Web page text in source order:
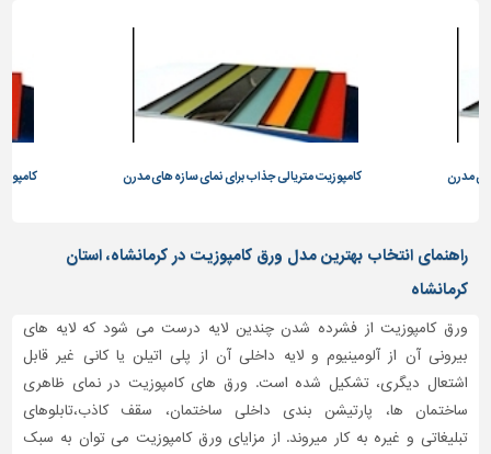
محوطه
و
نما
ساخت
و
ساز
مدرن کامپوزیت متریالی جذاب برای نمای سازه های مدرن
راهنمای انتخاب بهترین مدل ورق کامپوزیت در کرمانشاه، استان
کرمانشاه
ورق کامپوزیت از فشرده شدن چندین لایه درست می شود که لایه های
بیرونی آن از آلومینیوم و لایه داخلی آن از پلی اتیلن یا کانی غیر قابل
اشتعال دیگری، تشکیل شده است. ورق های کامپوزیت در نمای ظاهری
ساختمان ها، پارتیشن بندی داخلی ساختمان، سقف کاذب،تابلوهای
تبلیغاتی و غیره به کار میروند. از مزایای ورق کامپوزیت می توان به سبک